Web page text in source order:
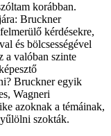
korábban.
Bruckner
kérdésekre,
és bölcsességével
a valóban szinte
Bruckner egyik
Wagneri
azoknak a témáinak,
szokták.